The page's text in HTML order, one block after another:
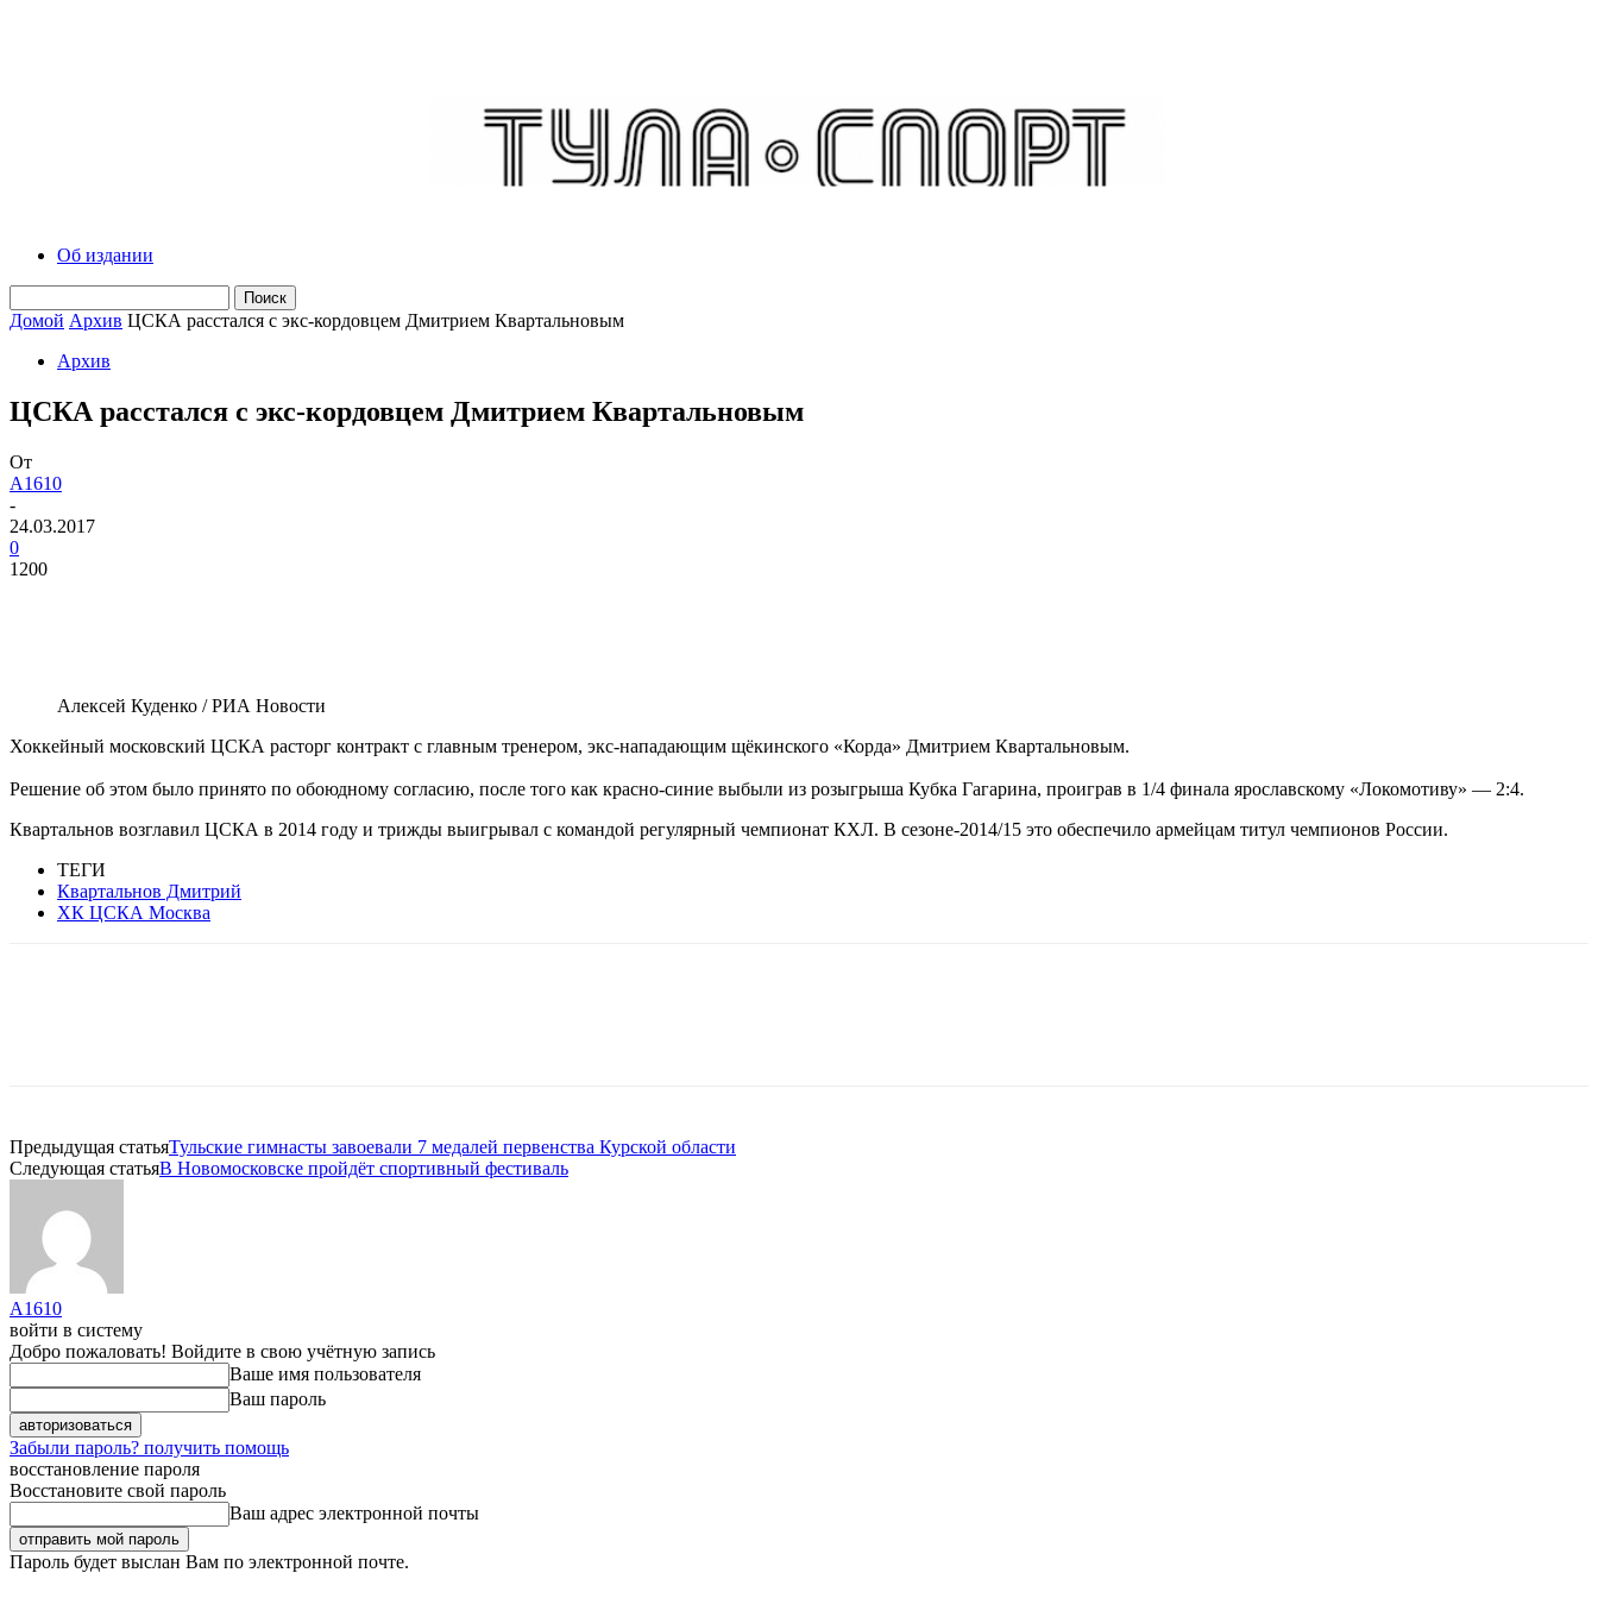
Об издании
Домой Архив ЦСКА расстался с экс-кордовцем Дмитрием Квартальновым
Архив
ЦСКА расстался с экс-кордовцем Дмитрием Квартальновым
От
A1610
-
24.03.2017
0
1200
Алексей Куденко / РИА Новости
Хоккейный московский ЦСКА расторг контракт с главным тренером, экс-нападающим щёкинского «Корда» Дмитрием Квартальновым.
Решение об этом было принято по обоюдному согласию, после того как красно-синие выбыли из розыгрыша Кубка Гагарина, проиграв в 1/4 финала ярославскому «Локомотиву» — 2:4.
Квартальнов возглавил ЦСКА в 2014 году и трижды выигрывал с командой регулярный чемпионат КХЛ. В сезоне-2014/15 это обеспечило армейцам титул чемпионов России.
ТЕГИ
Квартальнов Дмитрий
ХК ЦСКА Москва
Предыдущая статьяТульские гимнасты завоевали 7 медалей первенства Курской области
Следующая статьяВ Новомосковске пройдёт спортивный фестиваль
A1610
войти в систему
Добро пожаловать! Войдите в свою учётную запись
Ваше имя пользователя
Ваш пароль
Забыли пароль? получить помощь
восстановление пароля
Восстановите свой пароль
Ваш адрес электронной почты
Пароль будет выслан Вам по электронной почте.